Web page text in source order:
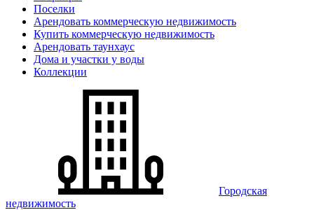
Поселки
Арендовать коммерческую недвижимость
Купить коммерческую недвижимость
Арендовать таунхаус
Дома и участки у воды
Коллекции
Городская
недвижимость